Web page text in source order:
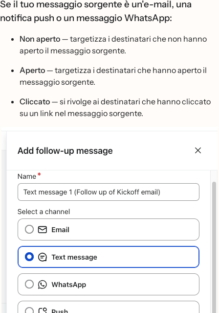
Se il tuo messaggio sorgente è un'e-mail, una
notifica push o un messaggio WhatsApp:
Non aperto — targetizza i destinatari che non hanno
aperto il messaggio sorgente.
Aperto — targetizza i destinatari che hanno aperto il
messaggio sorgente.
Cliccato — si rivolge ai destinatari che hanno cliccato
su un link nel messaggio sorgente.